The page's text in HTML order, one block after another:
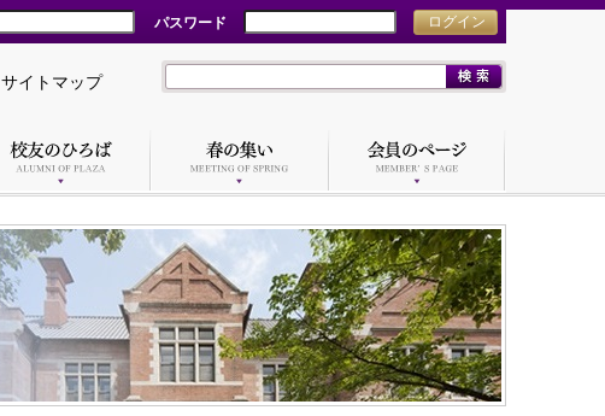
パスワード ログイン
サイトマップ